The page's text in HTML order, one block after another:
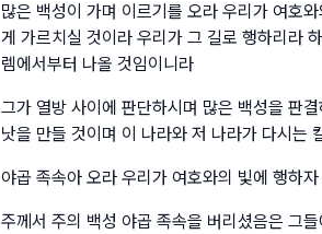
많은 백성이 가며 이르기를 오라 우리가 여호
게 가르치실 것이라 우리가 그 길로 행하리라
렘에서부터 나올 것임이니라
그가 열방 사이에 판단하시며 많은 백성을 판
낫을 만들 것이며 이 나라와 저 나라가 다시는
야곱 족속아 오라 우리가 여호와의 빛에 행하자
주께서 주의 백성 야곱 족속을 버리셨음은 그